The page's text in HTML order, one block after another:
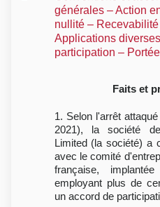
générales – Action
nullité –
Applications
participation – Portée
Faits et
1. Selon l'arrêt
2021), la société
Limited (la société) a
avec le comité
française,
employant plus de
un accord de